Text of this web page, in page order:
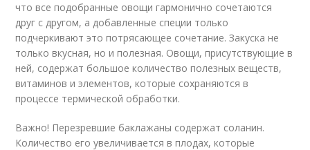
что все подобранные овощи гармонично сочетаются
друг с другом, а добавленные специи только
подчеркивают это потрясающее сочетание. Закуска не
только вкусная, но и полезная. Овощи, присутствующие в
ней, содержат большое количество полезных веществ,
витаминов и элементов, которые сохраняются в
процессе термической обработки.
Важно! Перезревшие баклажаны содержат соланин.
Количество его увеличивается в плодах, которые